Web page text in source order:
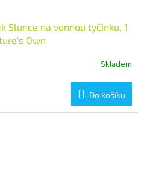
Slunce na vonnou tyčinku, 1
Own
Skladem
Do košíku